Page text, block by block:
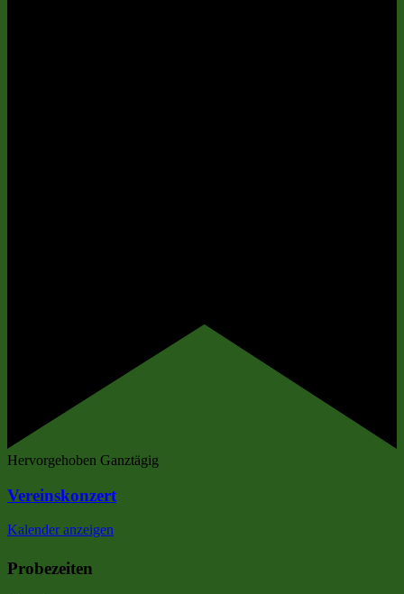
Hervorgehoben Ganztägig
Vereinskonzert
Kalender anzeigen
Probezeiten